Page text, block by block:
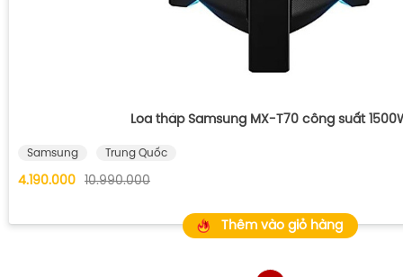
Loa tháp Samsung MX-T70 công suất
Samsung Trung Quốc
4.190.000 10.990.000
Thêm vào giỏ hàng